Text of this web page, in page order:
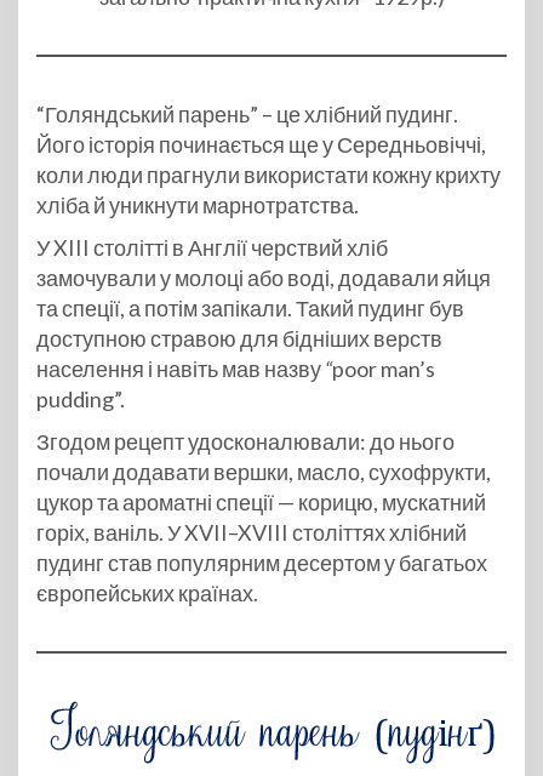
“Голяндський парень” – це хлібний пудинг.
Його історія починається ще у Середньовіччі,
коли люди прагнули використати кожну крихту
хліба й уникнути марнотратства.
У XIII столітті в Англії черствий хліб
замочували у молоці або воді, додавали яйця
та спеції, а потім запікали. Такий пудинг був
доступною стравою для бідніших верств
населення і навіть мав назву“poor man’s
pudding”.
Згодом рецепт удосконалювали: до нього
почали додавати вершки, масло, сухофрукти,
цукор та ароматні спеції — корицю, мускатний
горіх, ваніль. У XVII–XVIII століттях хлібний
пудинг став популярним десертом у багатьох
європейських країнах.